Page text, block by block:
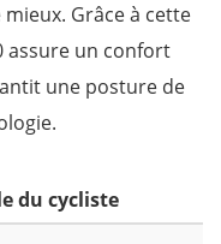
Grâce à cette
assure un confort
une posture de
du cycliste